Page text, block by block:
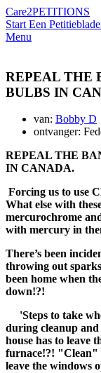
Care2PETITIONS
Start Een Petitie
Menu
REPEAL THE
BULBS IN
van: Bobby D
ontvanger:
REPEAL THE
IN CANADA.
Forcing us to use
What else with
mercurochrome
with mercury in
There’s been
throwing out
been home when
down!?!
'Steps to take
during cleanup
house has to leave
furnace!?! "Clean"
leave the windows